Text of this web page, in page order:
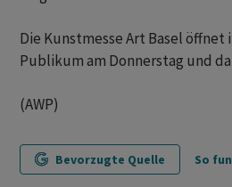
Die Kunstmesse Art Basel
Publikum am Donnerstag und
(AWP)
Bevorzugte Quelle So